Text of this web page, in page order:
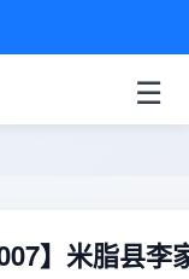
☰
】米脂县